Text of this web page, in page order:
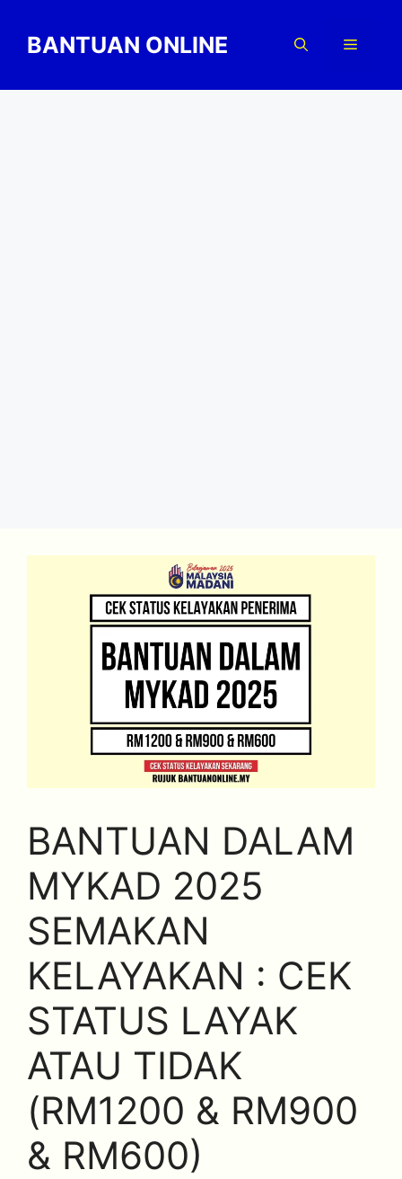
contentBANTUAN ONLINE Menu
BANTUAN DALAM
MYKAD 2025
SEMAKAN
KELAYAKAN : CEK
STATUS LAYAK
ATAU TIDAK
(RM1200 & RM900
& RM600)